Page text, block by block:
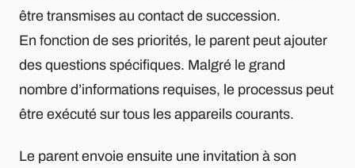
être transmises au contact de succession.
En fonction de ses priorités, le parent peut ajouter
des questions spécifiques. Malgré le grand
nombre d’informations requises, le processus peut
être exécuté sur tous les appareils courants.
Le parent envoie ensuite une invitation à son